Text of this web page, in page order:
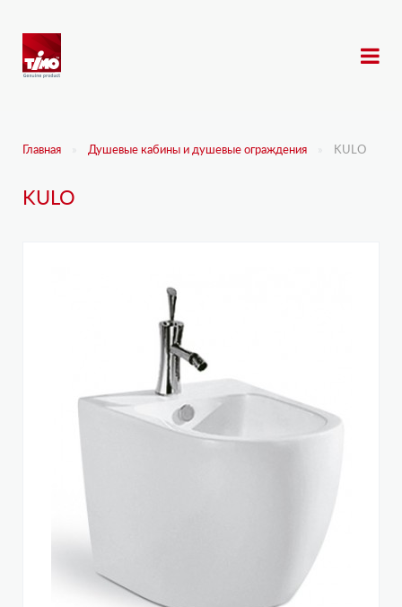
Главная Душевые кабины и душевые ограждения KULO
KULO